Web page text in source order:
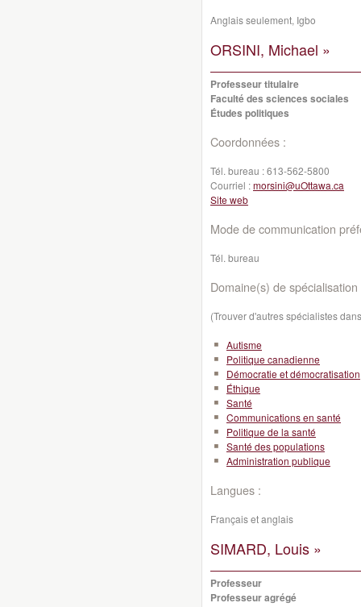
Anglais seulement, Igbo
ORSINI, Michael »
Professeur titulaire
Faculté des sciences sociales
Études politiques
Coordonnées :
Tél. bureau :613-562-5800
Courriel :morsini@uOttawa.ca
Site web
Mode de communication
Tél. bureau
Domaine(s) de spécialisation
(Trouver d'autres spécialistes
Autisme
Politique canadienne
Démocratie et démocratisation
Éthique
Santé
Communications en santé
Politique de la santé
Santé des populations
Administration publique
Langues :
Français et anglais
SIMARD, Louis »
Professeur
Professeur agrégé